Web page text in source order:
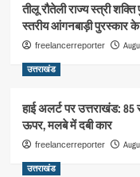
तीलू रौतेली राज्य स्त्री
स्तरीय आंगनबाड़ी पुरस्कार के
freelancerreporter
उत्तराखंड
हाई अलर्ट पर उत्तराखंड:
ऊपर, मलबे में दबी कार
freelancerreporter
उत्तराखंड